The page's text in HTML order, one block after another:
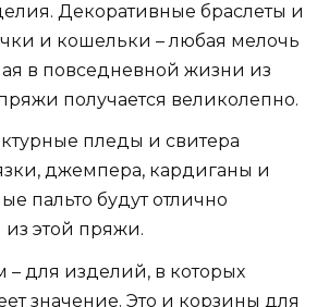
Декоративные браслеты и
и кошельки – любая мелочь
в повседневной жизни из
получается великолепно.
пледы и свитера
джемпера, кардиганы и
пальто будут отлично
из этой пряжи.
для изделий, в которых
значение. Это и корзины для